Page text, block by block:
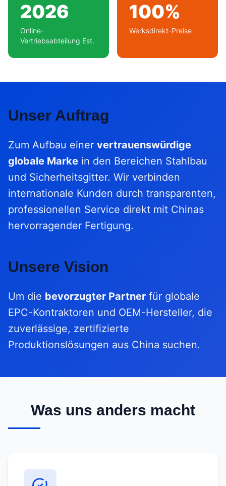
2026
Online-
Vertriebsabteilung Est.
100%
Werksdirekt-Preise
Unser Auftrag
Zum Aufbau einer vertrauenswürdige
globale Marke in den Bereichen Stahlbau
und Sicherheitsgitter. Wir verbinden
internationale Kunden durch transparenten,
professionellen Service direkt mit Chinas
hervorragender Fertigung.
Unsere Vision
Um die bevorzugter Partner für globale
EPC-Kontraktoren und OEM-Hersteller, die
zuverlässige, zertifizierte
Produktionslösungen aus China suchen.
Was uns anders macht